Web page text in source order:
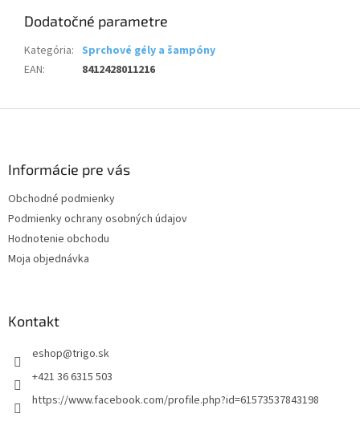
Dodatočné parametre
Kategória: Sprchové gély a šampóny
EAN: 8412428011216
Informácie pre vás
Obchodné podmienky
Podmienky ochrany osobných údajov
Hodnotenie obchodu
Moja objednávka
Kontakt
eshop@trigo.sk
+421 36 6315 503
https://www.facebook.com/profile.php?id=61573537843198